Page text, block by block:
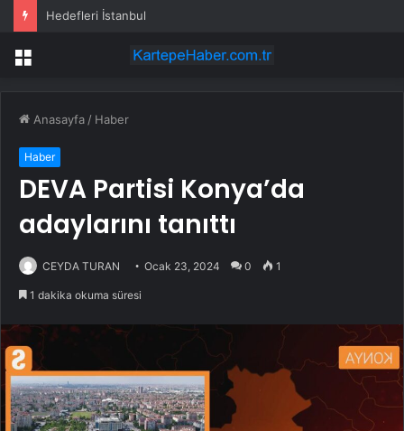
Hedefleri İstanbul
Menü
Anasayfa / Haber
Haber
DEVA Partisi Konya’da
adaylarını tanıttı
CEYDA TURAN Ocak 23, 2024 0 1
1 dakika okuma süresi